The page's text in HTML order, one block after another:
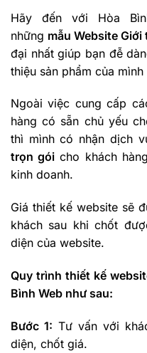
Hãy đến với Hòa
những mẫu Website
đại nhất giúp bạn đễ
thiệu sản phẩm của
Ngoài việc cung cấp
hàng có sẵn chủ yếu
thì mình có nhận dịch
trọn gói cho khách
kinh doanh.
Giá thiết kế website sẽ
khách sau khi chốt
diện của website.
Quy trình thiết kế
Bình Web như sau:
Bước 1: Tư vấn với
diện, chốt giá.